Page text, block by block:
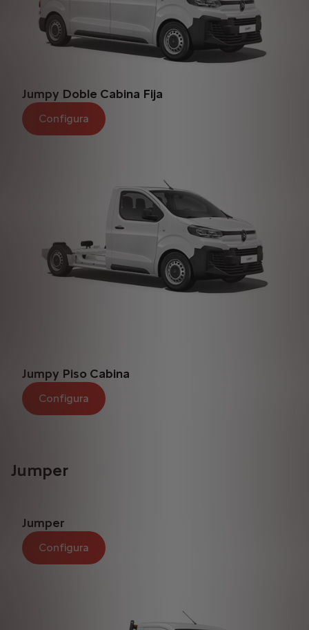
Jumpy Doble Cabina Fija
Configura
Jumpy Piso Cabina
Configura
Jumper
Jumper
Configura